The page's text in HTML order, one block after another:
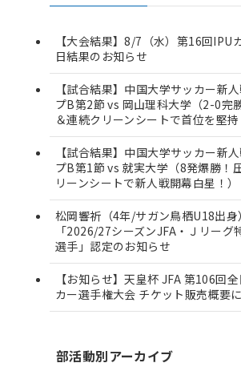
【大会結果】8/7（水）第16回IPU
日結果のお知らせ
【試合結果】中国大学サッカー新
プB第2節 vs 岡山理科大学（2-0完
＆連続クリーンシートで首位を堅持
【試合結果】中国大学サッカー新
プB第1節 vs 就実大学（8発爆勝！
リーンシートで新人戦開幕白星！）
松岡響祈（4年/サガン鳥栖U18出身）
「2026/27シーズンJFA・Ｊリーグ
選手」認定のお知らせ
【お知らせ】天皇杯 JFA 第106回
カー選手権大会 チケット販売概要
部活動別アーカイブ